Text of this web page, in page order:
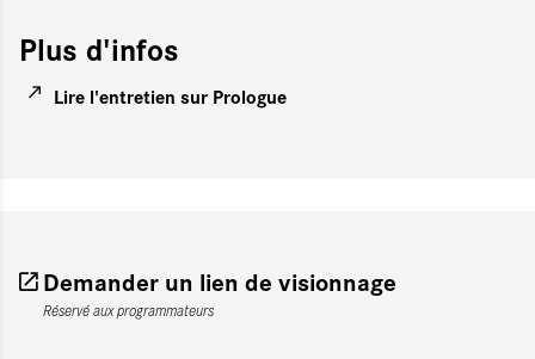
Plus d'infos
Lire l'entretien sur Prologue
Demander un lien de visionnage
Réservé aux programmateurs